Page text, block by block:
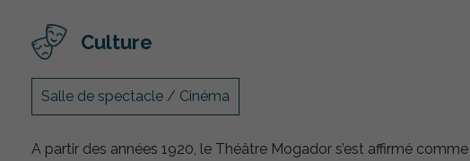
Culture
Salle de spectacle / Cinéma
A partir des années 1920, le Théâtre Mogador s’est affirmé